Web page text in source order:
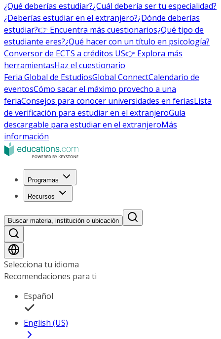
¿Qué deberías estudiar?¿Cuál debería ser tu especialidad?
¿Deberías estudiar en el extranjero?¿Dónde deberías
estudiar?👉 Encuentra más cuestionarios¿Qué tipo de
estudiante eres?¿Qué hacer con un título en psicología?
Conversor de ECTS a créditos US👉 Explora más
herramientasHaz el cuestionario
Feria Global de EstudiosGlobal ConnectCalendario de
eventosCómo sacar el máximo provecho a una
feriaConsejos para conocer universidades en feriasLista
de verificación para estudiar en el extranjeroGuía
descargable para estudiar en el extranjeroMás
información
Programas
Recursos
Buscar materia, institución o ubicación
Selecciona tu idioma
Recomendaciones para ti
Español
English (US)